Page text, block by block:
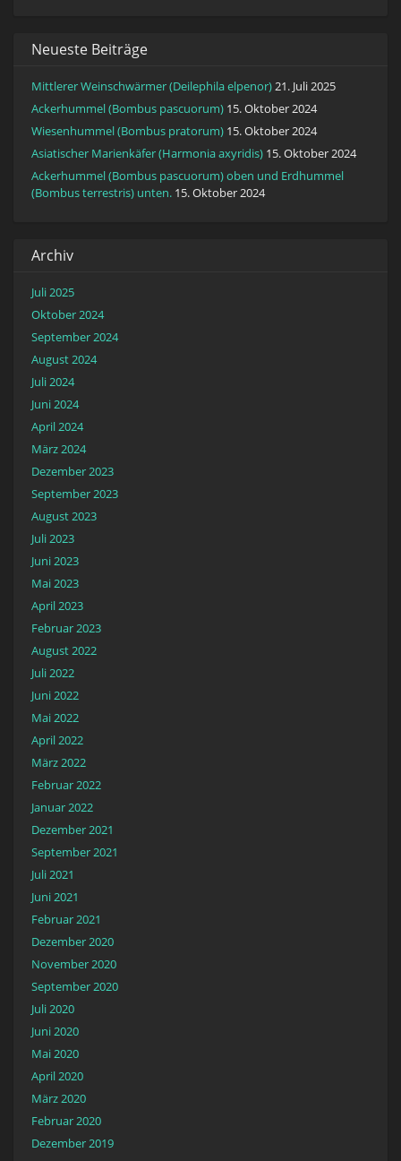
Neueste Beiträge
Mittlerer Weinschwärmer (Deilephila elpenor)21. Juli 2025
Ackerhummel (Bombus pascuorum) 15. Oktober 2024
Wiesenhummel (Bombus pratorum) 15. Oktober 2024
Asiatischer Marienkäfer (Harmonia axyridis) 15. Oktober 2024
Ackerhummel (Bombus pascuorum) oben und Erdhummel
(Bombus terrestris) unten. 15. Oktober 2024
Archiv
Juli 2025
Oktober 2024
September 2024
August 2024
Juli 2024
Juni 2024
April 2024
März 2024
Dezember 2023
September 2023
August 2023
Juli 2023
Juni 2023
Mai 2023
April 2023
Februar 2023
August 2022
Juli 2022
Juni 2022
Mai 2022
April 2022
März 2022
Februar 2022
Januar 2022
Dezember 2021
September 2021
Juli 2021
Juni 2021
Februar 2021
Dezember 2020
November 2020
September 2020
Juli 2020
Juni 2020
Mai 2020
April 2020
März 2020
Februar 2020
Dezember 2019